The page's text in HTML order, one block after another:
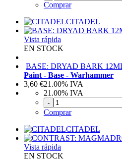
Comprar
CITADEL
Vista rápida
EN STOCK
BASE: DRYAD BARK
Paint - Base - Warhammer
3,60 €21.00% IVA
21.00% IVA
-
Comprar
CITADEL
Vista rápida
EN STOCK